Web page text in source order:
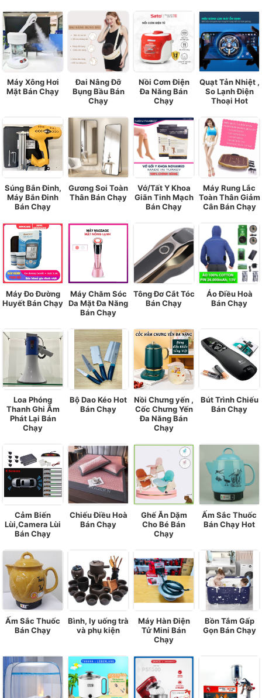
Máy Xông Hơi
Mặt Bán Chạy
Đai Nâng Đỡ
Bụng Bầu Bán
Chạy
Nồi Cơm Điện
Đa Năng Bán
Chạy
Quạt Tản Nhiệt ,
So Lạnh Điện
Thoại Hot
Súng Bắn Đinh,
Máy Bắn Đinh
Bán Chạy
Gương Soi Toàn
Thân Bán Chạy
Vớ/Tất Y Khoa
Giãn Tinh Mạch
Bán Chạy
Máy Rung Lắc
Toàn Thân Giảm
Cân Bán Chạy
Máy Đo Đường
Huyết Bán Chạy
Máy Chăm Sóc
Da Mặt Đa Năng
Bán Chạy
Tông Đơ Cắt Tóc
Bán Chạy
Áo Điều Hoà
Bán Chạy
Loa Phóng
Thanh Ghi Âm
Phát Lại Bán
Chạy
Bộ Dao Kéo Hot
Bán Chạy
Nồi Chưng yến ,
Cốc Chưng Yến
Đa Năng Bán
Chạy
Bút Trình Chiếu
Bán Chạy
Cảm Biến
Lùi,Camera Lùi
Bán Chạy
Chiếu Điều Hoà
Bán Chạy
Ghế Ăn Dặm
Cho Bé Bán
Chạy
Ấm Sắc Thuốc
Bán Chạy Hot
Ấm Sắc Thuốc
Bán Chạy
Bình, ly uống trà
và phụ kiện
Máy Hàn Điện
Tử Mini Bán
Chạy
Bồn Tắm Gấp
Gọn Bán Chạy